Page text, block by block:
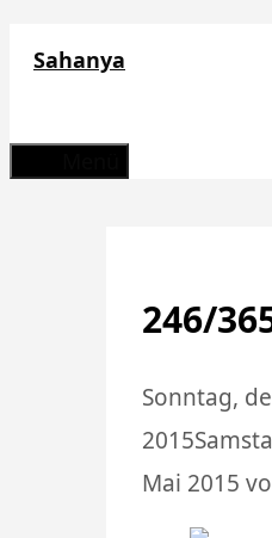
Sahanya
246/
Sonntag,
2015
Mai 2015